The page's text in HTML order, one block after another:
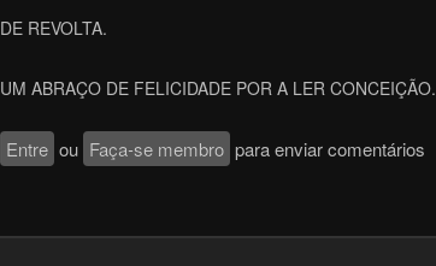
DE REVOLTA.
UM ABRAÇO DE FELICIDADE POR A LER CONCEIÇÃO.
Entre ou Faça-se membro para enviar comentários